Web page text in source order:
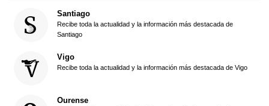
Santiago
Recibe toda la actualidad y la información más destacada de
Santiago
Vigo
Recibe toda la actualidad y la información más destacada de Vigo
Ourense